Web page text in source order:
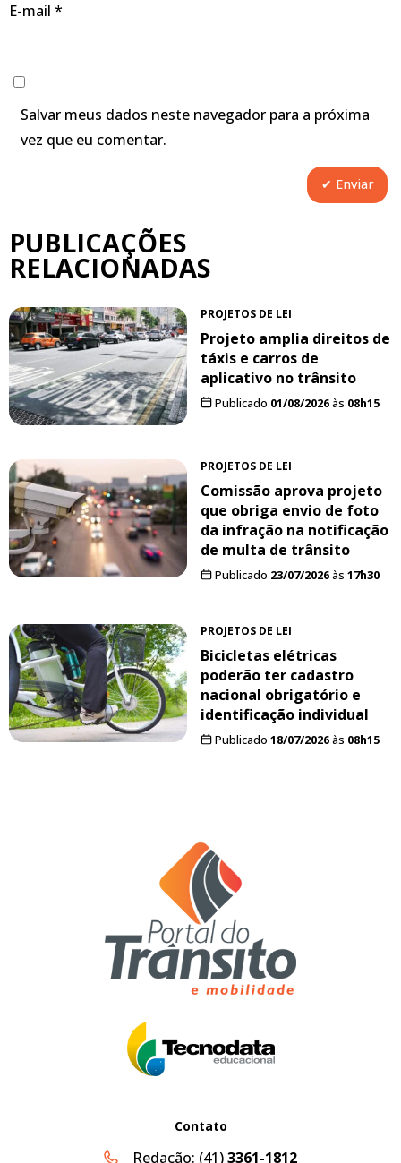
E-mail *
Salvar meus dados neste navegador para a próxima
vez que eu comentar.
PUBLICAÇÕES
RELACIONADAS
PROJETOS DE LEI
Projeto amplia direitos de
táxis e carros de
aplicativo no trânsito
Publicado 01/08/2026às 08h15
PROJETOS DE LEI
Comissão aprova projeto
que obriga envio de foto
da infração na notificação
de multa de trânsito
Publicado 23/07/2026às 17h30
PROJETOS DE LEI
Bicicletas elétricas
poderão ter cadastro
nacional obrigatório e
identificação individual
Publicado 18/07/2026às 08h15
Contato
Redação: (41)3361-1812